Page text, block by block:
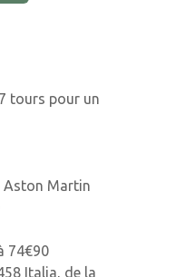
tours pour un
Aston Martin
74€90
Italia, de la